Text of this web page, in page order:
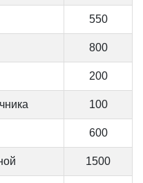
550
800
200
100
600
1500